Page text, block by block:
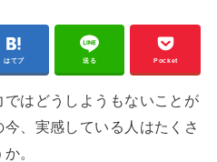
はてブ 送る Pocket
はどうしようもないことが
、実感している人はたくさ
。